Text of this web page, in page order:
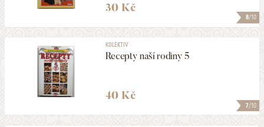
8/10
30 Kč
7/10
KOLEKTIV
Recepty naší rodiny 5
40 Kč